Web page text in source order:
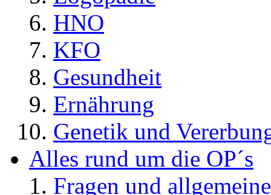
HNO
KFO
Gesundheit
Ernährung
Genetik und
Alles rund um die OP´s
Fragen und